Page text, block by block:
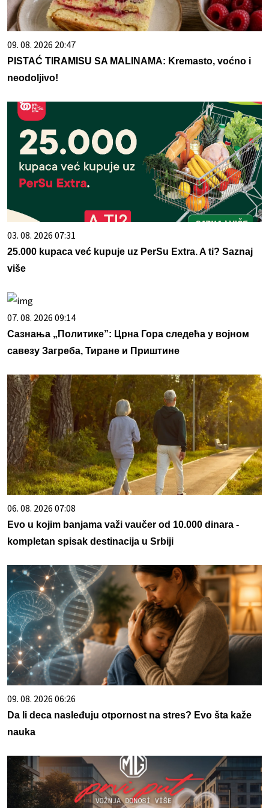
09. 08. 2026 20:47
PISTAĆ TIRAMISU SA MALINAMA: Kremasto, voćno i
neodoljivo!
03. 08. 2026 07:31
25.000 kupaca već kupuje uz PerSu Extra. A ti? Saznaj
više
07. 08. 2026 09:14
Сазнања „Политике”: Црна Гора следећа у војном
савезу Загреба, Тиране и Приштине
06. 08. 2026 07:08
Evo u kojim banjama važi vaučer od 10.000 dinara -
kompletan spisak destinacija u Srbiji
09. 08. 2026 06:26
Da li deca nasleđuju otpornost na stres? Evo šta kaže
nauka